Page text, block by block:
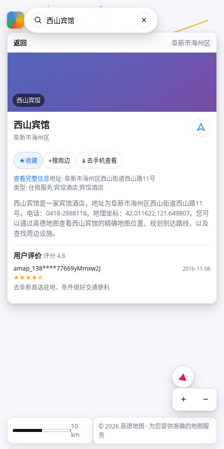
返回 阜新市海州区
西山宾馆
西山宾馆
阜新市海州区
★收藏 ⌖搜周边 📱 去手机查看
查看完整信息地址: 阜新市海州区西山街道西山路11号
类型: 住宿服务;宾馆酒店;宾馆酒店
西山宾馆是一家宾馆酒店，地址为阜新市海州区西山街道西山路11
号。电话：0418-2888118。地理坐标：42.011622,121.649807。您可
以通过高德地图查看西山宾馆的精确地图位置、规划到达路线，以及
查找周边设施。
用户评价评分 4.6
amap_138****77669yMmxw2J
2016-11-06
★★★★☆
去阜新首选驻地，条件很好交通便利
+ −
10
km
© 2026 高德地图 · 为您提供准确的地图服
务